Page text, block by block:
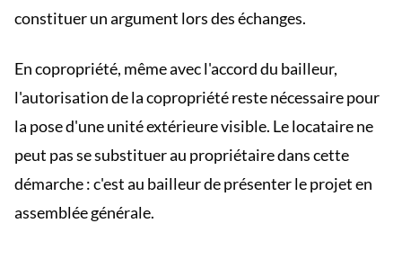
constituer un argument lors des échanges.
En copropriété, même avec l'accord du bailleur,
l'autorisation de la copropriété reste nécessaire pour
la pose d'une unité extérieure visible. Le locataire ne
peut pas se substituer au propriétaire dans cette
démarche : c'est au bailleur de présenter le projet en
assemblée générale.